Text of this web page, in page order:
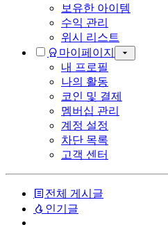
보유한 아이템
수익 관리
위시 리스트
마이페이지
내 프로필
나의 활동
코인 및 결제
멤버십 관리
계정 설정
차단 목록
고객 센터
전체 게시글
인기글